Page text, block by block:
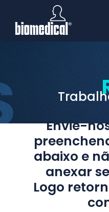
Envie-
abaixo e
anexar
Logo